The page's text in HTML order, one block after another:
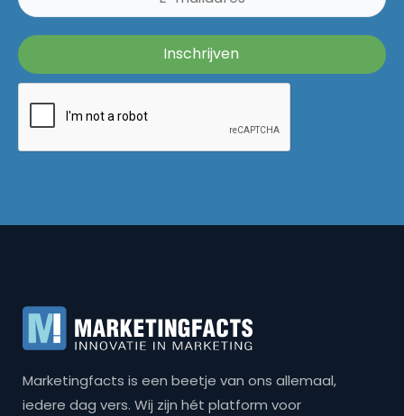
Marketingfacts is een beetje van ons allemaal,
iedere dag vers. Wij zijn hét platform voor